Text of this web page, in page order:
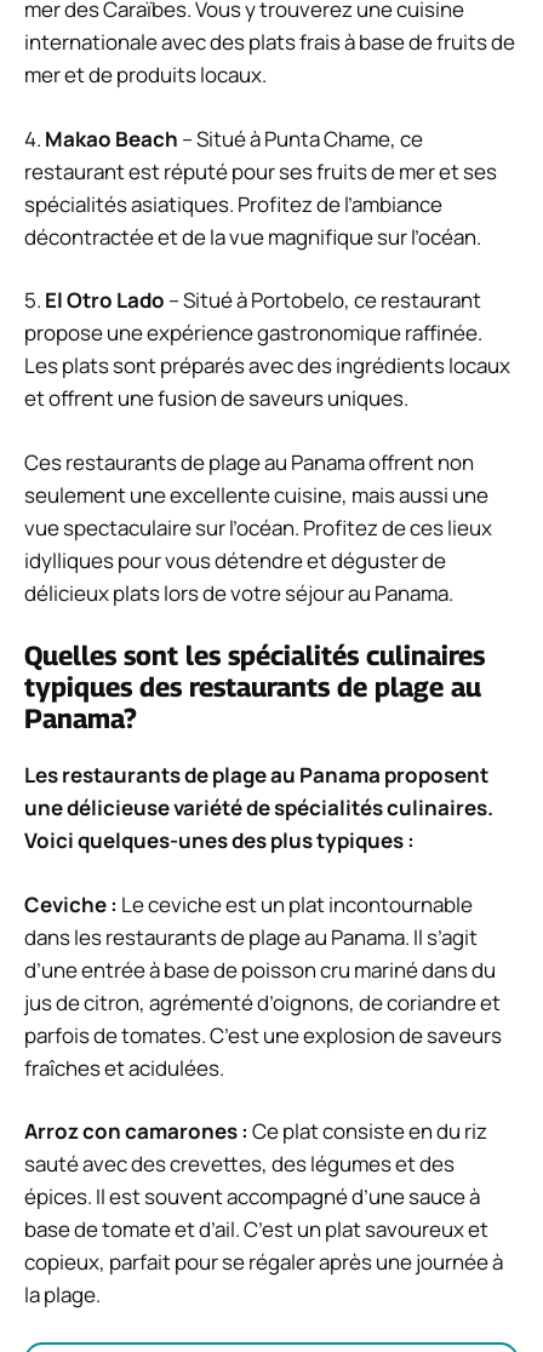
mer des Caraïbes. Vous y trouverez une cuisine
internationale avec des plats frais à base de fruits de
mer et de produits locaux.
4. Makao Beach – Situé à Punta Chame, ce
restaurant est réputé pour ses fruits de mer et ses
spécialités asiatiques. Profitez de l’ambiance
décontractée et de la vue magnifique sur l’océan.
5. El Otro Lado – Situé à Portobelo, ce restaurant
propose une expérience gastronomique raffinée.
Les plats sont préparés avec des ingrédients locaux
et offrent une fusion de saveurs uniques.
Ces restaurants de plage au Panama offrent non
seulement une excellente cuisine, mais aussi une
vue spectaculaire sur l’océan. Profitez de ces lieux
idylliques pour vous détendre et déguster de
délicieux plats lors de votre séjour au Panama.
Quelles sont les spécialités culinaires
typiques des restaurants de plage au
Panama?
Les restaurants de plage au Panama proposent
une délicieuse variété de spécialités culinaires.
Voici quelques-unes des plus typiques :
Ceviche : Le ceviche est un plat incontournable
dans les restaurants de plage au Panama. Il s’agit
d’une entrée à base de poisson cru mariné dans du
jus de citron, agrémenté d’oignons, de coriandre et
parfois de tomates. C’est une explosion de saveurs
fraîches et acidulées.
Arroz con camarones : Ce plat consiste en du riz
sauté avec des crevettes, des légumes et des
épices. Il est souvent accompagné d’une sauce à
base de tomate et d’ail. C’est un plat savoureux et
copieux, parfait pour se régaler après une journée à
la plage.